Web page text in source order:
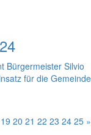
Bürgermeister Silvio
für die Gemeinde
19 20 21 22 23 24 25 »